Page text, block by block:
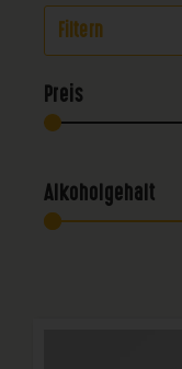
Filtern
Preis
Alkoholgehalt